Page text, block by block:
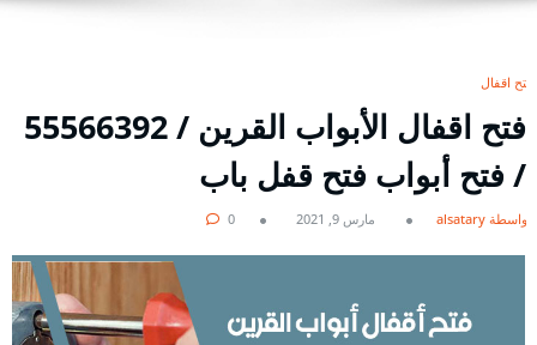
فتح اقفال
فتح اقفال الأبواب القرين / 55566392
/ فتح أبواب فتح قفل باب
بواسطة alsatary مارس 9, 2021 0